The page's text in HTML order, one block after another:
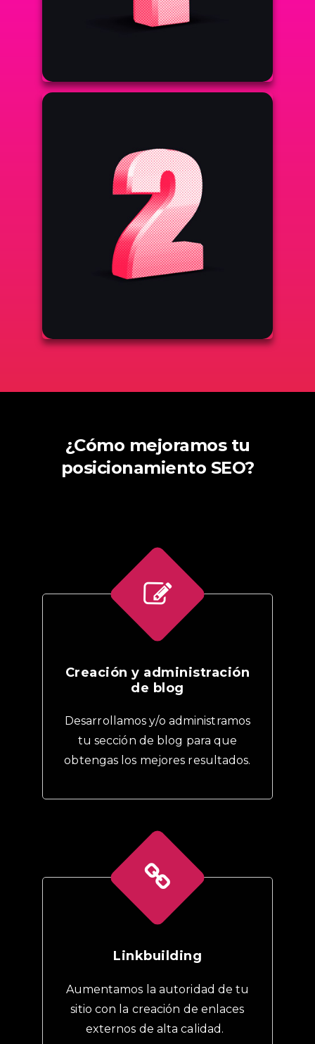
¿Cómo mejoramos tu
posicionamiento SEO?
Creación y administración
de blog
Desarrollamos y/o administramos
tu sección de blog para que
obtengas los mejores resultados.
Linkbuilding
Aumentamos la autoridad de tu
sitio con la creación de enlaces
externos de alta calidad.